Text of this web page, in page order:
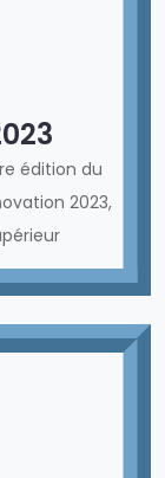
édition du
2023,